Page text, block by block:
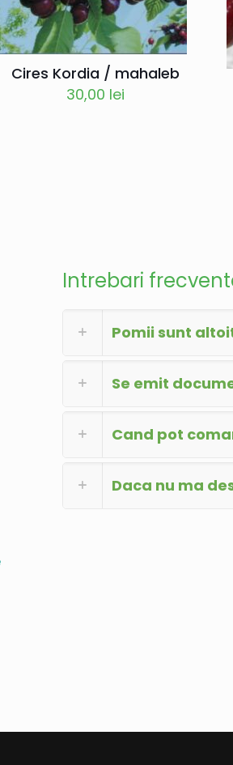
Cires Kordia / mahaleb
30,00 lei
Intrebari
Pomii sunt
Se emit
Cand pot
Daca nu ma